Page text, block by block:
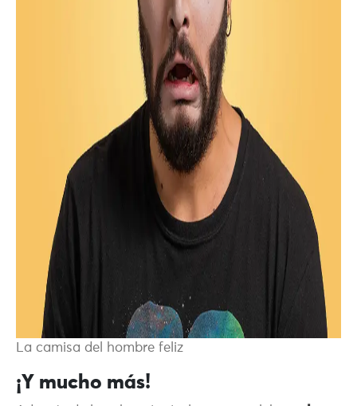
La camisa del hombre feliz
¡Y mucho más!